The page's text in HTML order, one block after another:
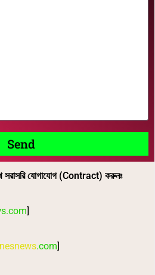
Send
যোগাযোগ (Contract) করুনঃ
]
.com]